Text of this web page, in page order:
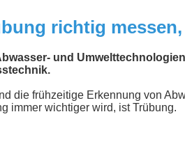
richtig
und
die frühzeitige Erkennung von
immer wichtiger wird, ist Trübung.